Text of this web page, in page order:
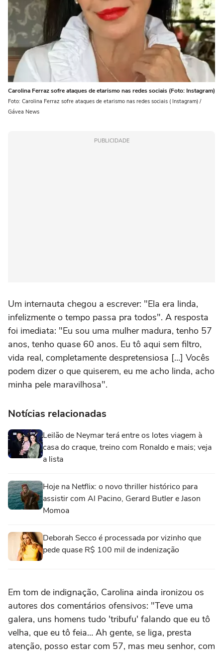
Carolina Ferraz sofre ataques de etarismo nas redes sociais (Foto: Instagram)
Foto: Carolina Ferraz sofre ataques de etarismo nas redes sociais ( Instagram) /
Gávea News
PUBLICIDADE
Um internauta chegou a escrever: "Ela era linda,
infelizmente o tempo passa pra todos". A resposta
foi imediata: "Eu sou uma mulher madura, tenho 57
anos, tenho quase 60 anos. Eu tô aqui sem filtro,
vida real, completamente despretensiosa […] Vocês
podem dizer o que quiserem, eu me acho linda, acho
minha pele maravilhosa".
Notícias relacionadas
Leilão de Neymar terá entre os lotes viagem à
casa do craque, treino com Ronaldo e mais; veja
a lista
Hoje na Netflix: o novo thriller histórico para
assistir com Al Pacino, Gerard Butler e Jason
Momoa
Deborah Secco é processada por vizinho que
pede quase R$ 100 mil de indenização
Em tom de indignação, Carolina ainda ironizou os
autores dos comentários ofensivos: "Teve uma
galera, uns homens tudo 'tribufu' falando que eu tô
velha, que eu tô feia… Ah gente, se liga, presta
atenção, posso estar com 57, mas meu senhor, com